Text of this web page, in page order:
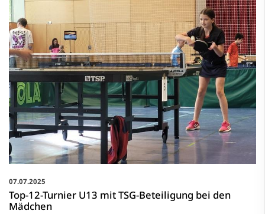
07.07.2025
Top-12-Turnier U13 mit TSG-Beteiligung bei den
Mädchen